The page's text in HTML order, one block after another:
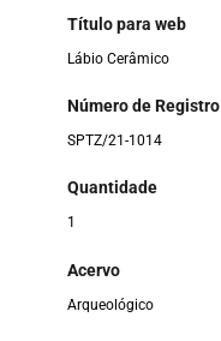
Título para web
Lábio Cerâmico
Número de Registro
SPTZ/21-1014
Quantidade
1
Acervo
Arqueológico